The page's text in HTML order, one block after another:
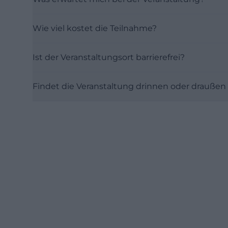
Wie viel kostet die Teilnahme?
Ist der Veranstaltungsort barrierefrei?
Findet die Veranstaltung drinnen oder